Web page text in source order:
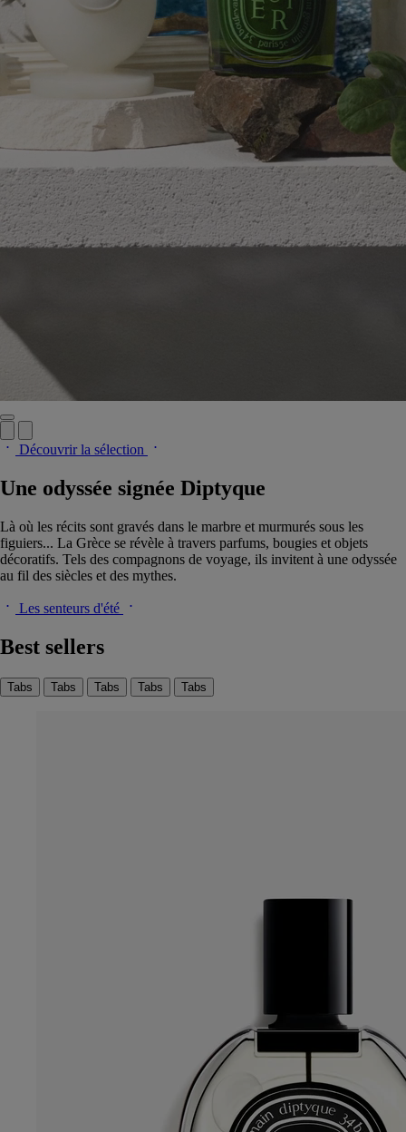
Découvrir la sélection
Une odyssée signée Diptyque
Là où les récits sont gravés dans le marbre et murmurés sous les
figuiers... La Grèce se révèle à travers parfums, bougies et objets
décoratifs. Tels des compagnons de voyage, ils invitent à une odyssée
au fil des siècles et des mythes.
Les senteurs d'été
Best sellers
Tabs Tabs Tabs Tabs Tabs